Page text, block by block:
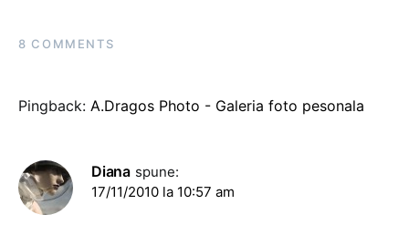
8 COMMENTS
Pingback: A.Dragos Photo - Galeria foto pesonala
Diana spune:
17/11/2010 la 10:57 am